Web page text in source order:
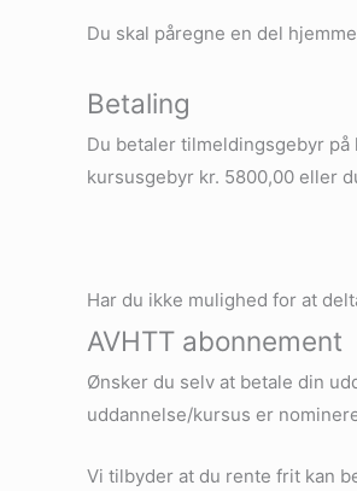
Du skal påregne en del
Betaling
Du betaler tilmeldingsgebyr på
kursusgebyr kr. 5800,00 eller
Har du ikke mulighed for at
AVHTT abonnement
Ønsker du selv at betale din
uddannelse/kursus er
Vi tilbyder at du rente frit kan